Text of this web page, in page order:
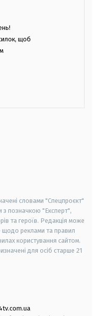
щоб
словами "Спецпроєкт"
з позначкою "Експерт",
та героїв. Редакція може
щодо реклами та правил
користування сайтом.
для осіб старше 21